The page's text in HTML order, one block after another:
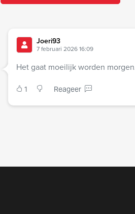
Joeri93
7 februari 2026 16:09
Het gaat moeilijk worden
1 Reageer